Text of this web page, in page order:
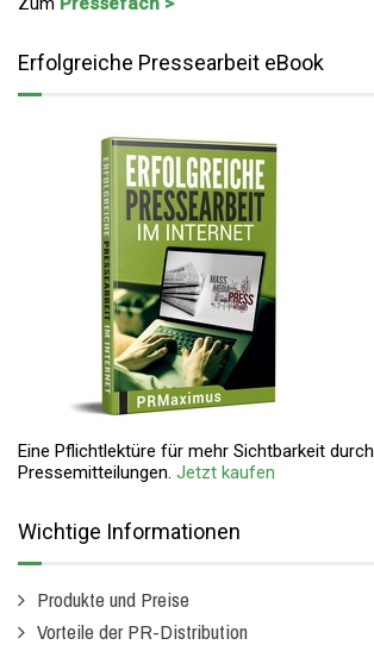
Erfolgreiche Pressearbeit eBook
Eine Pflichtlektüre für mehr Sichtbarkeit durch
Pressemitteilungen. Jetzt kaufen
Wichtige Informationen
Produkte und Preise
Vorteile der PR-Distribution